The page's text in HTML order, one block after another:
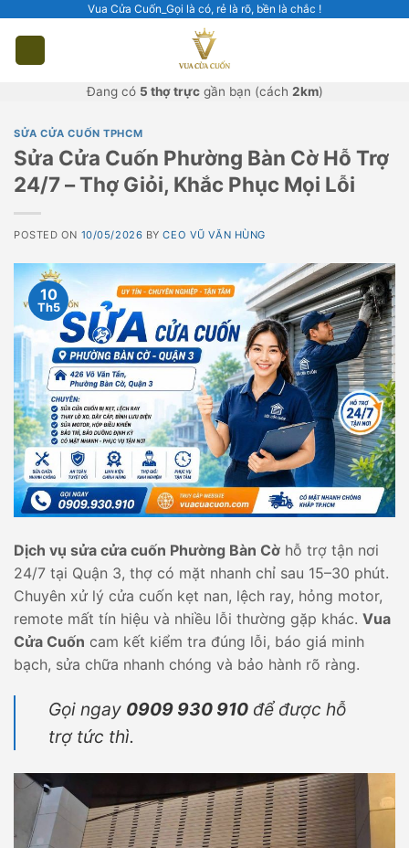
Vua Cửa Cuốn_Gọi là có, rẻ là rõ, bền là chắc !
Đang có 5 thợ trựcgần bạn (cách 2km)
SỬA CỬA CUỐN TPHCM
Sửa Cửa Cuốn Phường Bàn Cờ Hỗ Trợ
24/7 – Thợ Giỏi, Khắc Phục Mọi Lỗi
POSTED ON 10/05/2026 BYCEO VŨ VĂN HÙNG
10
Th5
Dịch vụ sửa cửa cuốn Phường Bàn Cờ hỗ trợ tận nơi
24/7 tại Quận 3, thợ có mặt nhanh chỉ sau 15–30 phút.
Chuyên xử lý cửa cuốn kẹt nan, lệch ray, hỏng motor,
remote mất tín hiệu và nhiều lỗi thường gặp khác. Vua
Cửa Cuốn cam kết kiểm tra đúng lỗi, báo giá minh
bạch, sửa chữa nhanh chóng và bảo hành rõ ràng.
Gọi ngay 0909 930 910 để được hỗ
trợ tức thì.